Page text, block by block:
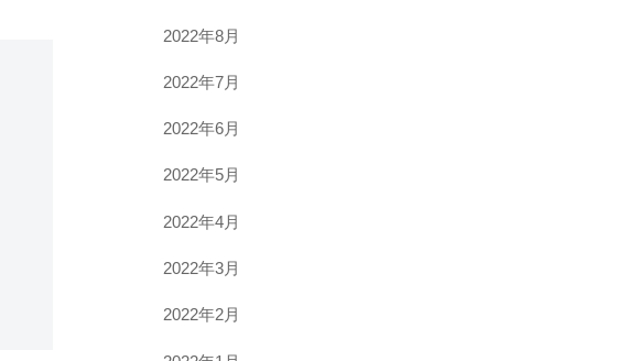
2022年8月
2022年7月
2022年6月
2022年5月
2022年4月
2022年3月
2022年2月